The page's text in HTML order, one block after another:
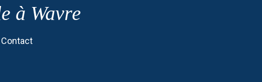
à Wavre
Contact